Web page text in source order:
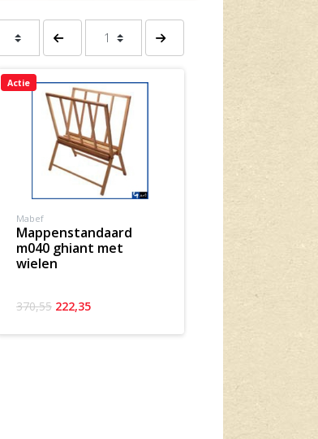
Vorige pagina Volgende pagina
Actie
Mabef
mappenstandaard
m040 ghiant met
wielen
370,55 222,35